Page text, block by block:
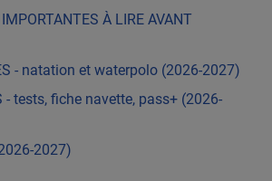
À LIRE AVANT
- natation et waterpolo (2026-2027)
- tests, fiche navette, pass+ (2026-
2027)